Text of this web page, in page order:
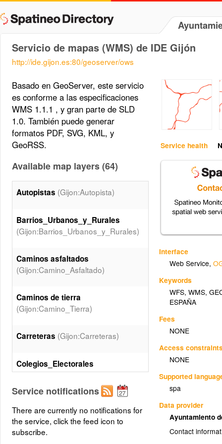
Servicio de mapas (WMS) de IDE Gijón
http://ide.gijon.es:80/geoserver/ows
Service health
Interface
Web Service,
Keywords
WFS,WMS,
ESPAÑA
Fees
NONE
Access
NONE
Supported
spa
Data provider
Ayuntamiento
Contact
Basado en GeoServer, este servicio
es conforme a las especificaciones
WMS 1.1.1 , y gran parte de SLD
1.0. También puede generar
formatos PDF, SVG, KML, y
GeoRSS.
Available map layers (64)
Autopistas (Gijon:Autopista)
Barrios_Urbanos_y_Rurales
(Gijon:Barrios_Urbanos_y_Rurales)
Caminos asfaltados
(Gijon:Camino_Asfaltado)
Caminos de tierra
(Gijon:Camino_Tierra)
Carreteras (Gijon:Carreteras)
Colegios_Electorales
(Gijon:Colegios_Electorales)
(Gijon:Conducciones)
Service notifications
There are currently no notifications for
the service, click the feed icon to
subscribe.